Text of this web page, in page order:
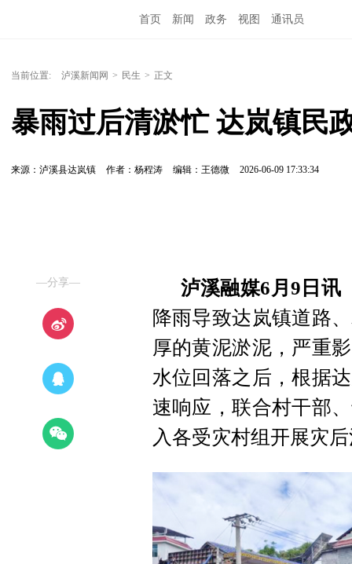
首页 新闻 政务 视图 通讯员
当前位置: 泸溪新闻网 > 民生 > 正文
暴雨过后清淤忙 达岚镇民
来源：泸溪县达岚镇 作者：杨程涛 编辑：王德微 2026-06-09 17:33:34
—分享— 泸溪融媒6月9日讯
降雨导致达岚镇道路
厚的黄泥淤泥，严重
水位回落之后，根据
速响应，联合村干部
入各受灾村组开展灾